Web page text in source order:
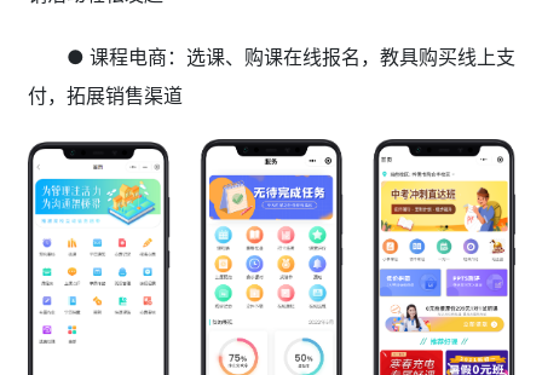
● 课程电商：选课、购课在线报名，教具购买线上支
付，拓展销售渠道